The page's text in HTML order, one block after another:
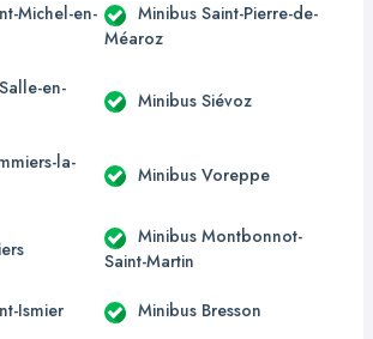
Michel-en-
Minibus Saint-Pierre-de-
Méaroz
en-
Minibus Siévoz
la-
Minibus Voreppe
Minibus Montbonnot-
Saint-Martin
Ismier Minibus Bresson